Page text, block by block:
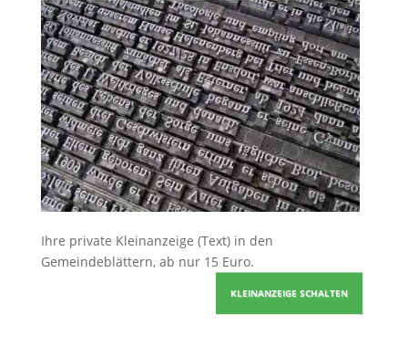
Ihre private Kleinanzeige (Text) in den
Gemeindeblättern, ab nur 15 Euro.
KLEINANZEIGE SCHALTEN